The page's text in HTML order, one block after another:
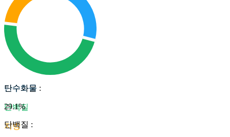
탄수화물
단백질
지방
탄수화물 :
29.1%
단백질 :